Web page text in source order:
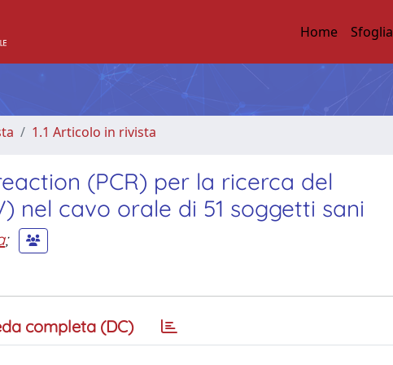
Home Sfoglia
1.1 Articolo in rivista
(PCR) per la ricerca del
nel cavo orale di 51 soggetti sani
;
completa (DC)